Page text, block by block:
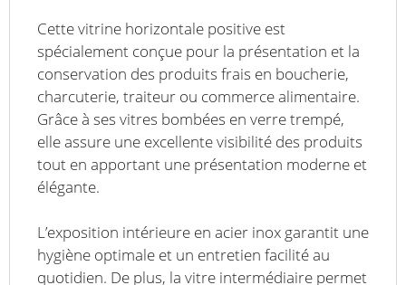
Cette vitrine horizontale positive est
spécialement conçue pour la présentation et la
conservation des produits frais en boucherie,
charcuterie, traiteur ou commerce alimentaire.
Grâce à ses vitres bombées en verre trempé,
elle assure une excellente visibilité des produits
tout en apportant une présentation moderne et
élégante.
L’exposition intérieure en acier inox garantit une
hygiène optimale et un entretien facilité au
quotidien. De plus, la vitre intermédiaire permet